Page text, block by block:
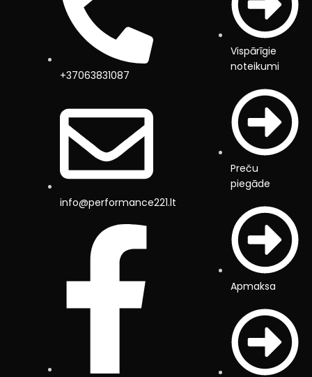
+37063831087
info@performance221.lt
Vispārīgie
noteikumi
Preču
piegāde
Apmaksa